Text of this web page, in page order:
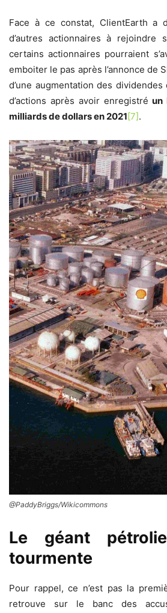
Face à ce constat, ClientEarth a
d’autres actionnaires à rejoindre
certains actionnaires pourraient
emboiter le pas après l’annonce de
d’une augmentation des dividendes
d’actions après avoir enregistré un
milliards de dollars en 2021 [7].
@PaddyBriggs/Wikicommons
Le géant
tourmente
Pour rappel, ce n’est pas la
retrouve sur le banc des